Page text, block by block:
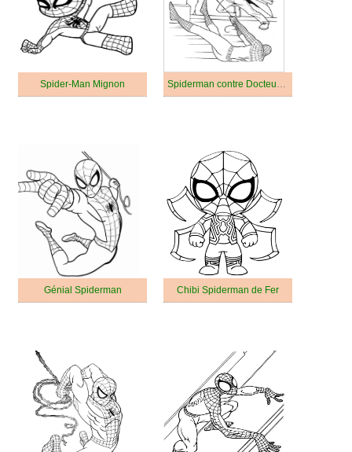
Spider-Man Mignon Spiderman contre Docteur Octopus
Génial Spiderman Chibi Spiderman de Fer